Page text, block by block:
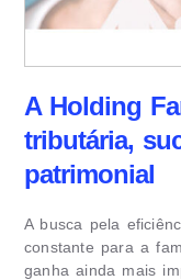
A Holding
tributária,
patrimonial
A busca pela
constante para a
ganha ainda mais